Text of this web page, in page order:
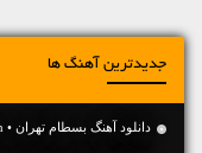
جدیدترین آهنگ ها
دانلود آهنگ بسطام تهران • Bastaam Tehran